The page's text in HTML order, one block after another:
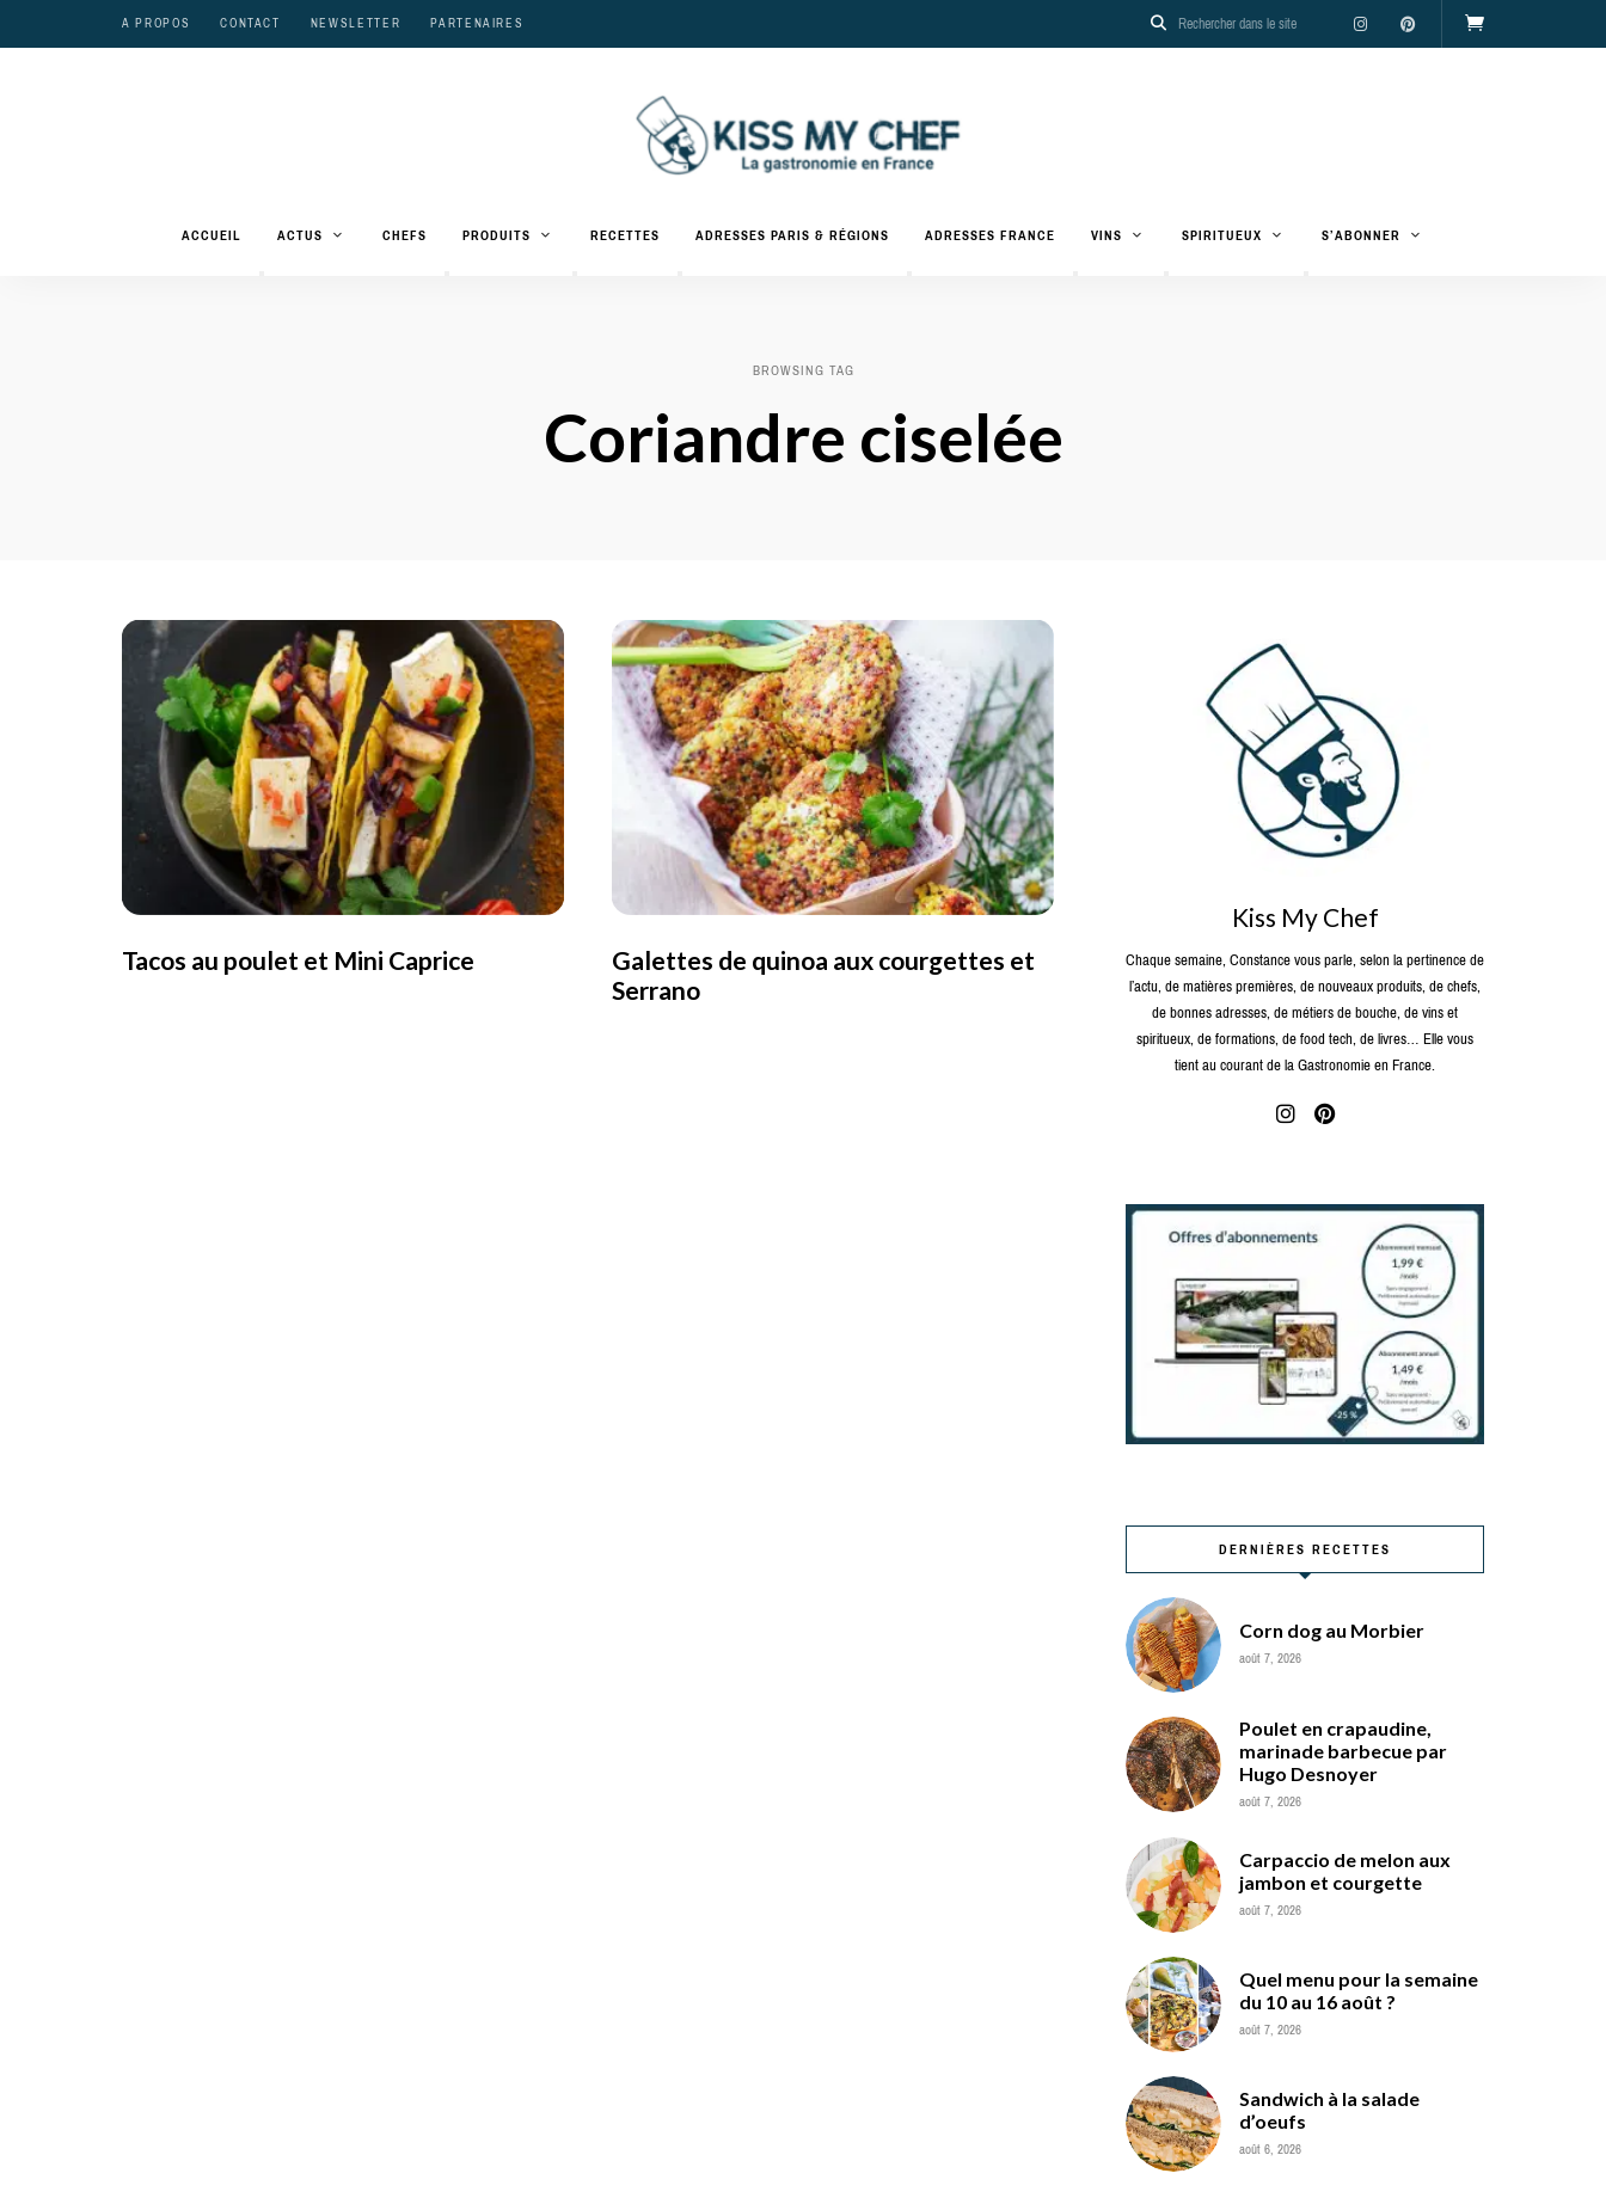
A PROPOS CONTACT NEWSLETTER PARTENAIRES
Kiss
Chef
gastronomiques
et
ACCUEIL ACTUS CHEFS PRODUITS RECETTES ADRESSES PARIS & RÉGIONS ADRESSES FRANCE VINS SPIRITUEUX S’ABONNER
BROWSING TAG
Coriandre ciselée
Tacos au poulet et Mini Caprice
Galettes de quinoa aux courgettes et
Serrano
Kiss My Chef
Chaque semaine, Constance vous parle, selon la pertinence de
l’actu, de matières premières, de nouveaux produits, de chefs,
de bonnes adresses, de métiers de bouche, de vins et
spiritueux, de formations, de food tech, de livres… Elle vous
tient au courant de la Gastronomie en France.
DERNIÈRES RECETTES
Corn dog au Morbier
août 7, 2026
Poulet en crapaudine,
marinade barbecue par
Hugo Desnoyer
août 7, 2026
Carpaccio de melon aux
jambon et courgette
août 7, 2026
Quel menu pour la semaine
du 10 au 16 août ?
août 7, 2026
Sandwich à la salade
d’oeufs
août 6, 2026